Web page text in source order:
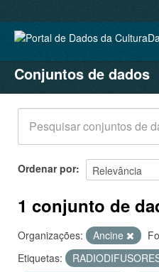
CONJUNTOS DE DADOS
ORGANIZAÇÕES
GRUPOS
SOBRE
Conjuntos de dados
Ordenar por
1 conjunto de
Organizações: Ancine
Etiquetas: